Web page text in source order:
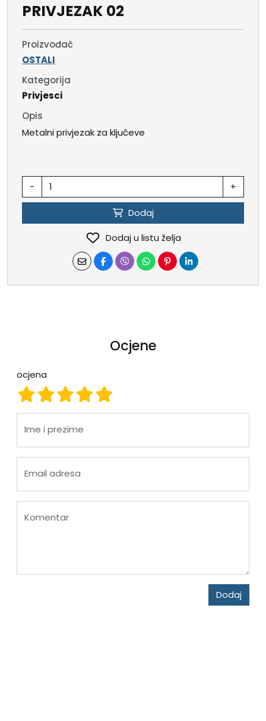
PRIVJEZAK 02
Proizvođač
OSTALI
Kategorija
Privjesci
Opis
Metalni privjezak za ključeve
- +
Dodaj
Dodaj u listu želja
Ocjene
ocjena
ocjena 5
ocjena 4
ocjena 3
ocjena 2
ocjena 1
Ime i prezime
Email adresa
Komentar
Dodaj